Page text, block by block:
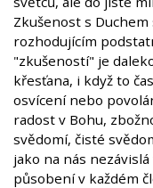
Zkušenost s
rozhodujícím
"zkušeností" je
křesťana, i když to
osvícení nebo
radost v Bohu,
svědomí, čisté
jako na nás
působení v každém